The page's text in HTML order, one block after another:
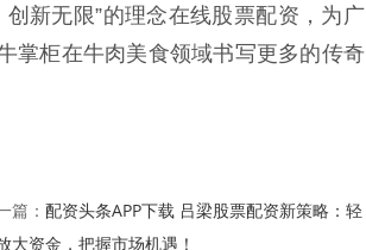
新无限”的理念在线股票配资，为广
掌柜在牛肉美食领域书写更多的传奇
篇： 配资头条APP下载 吕梁股票配资新策略：轻
大资金，把握市场机遇！